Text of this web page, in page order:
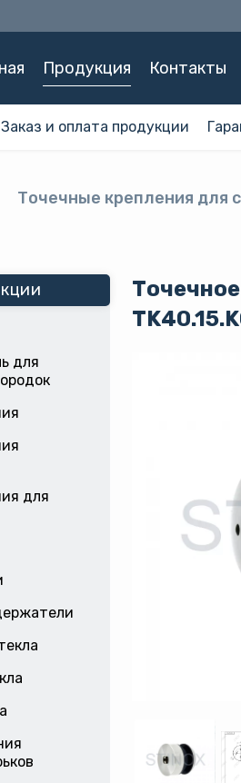
Продукция Контакты
Заказ и оплата продукции
Точечные крепления для
для
для